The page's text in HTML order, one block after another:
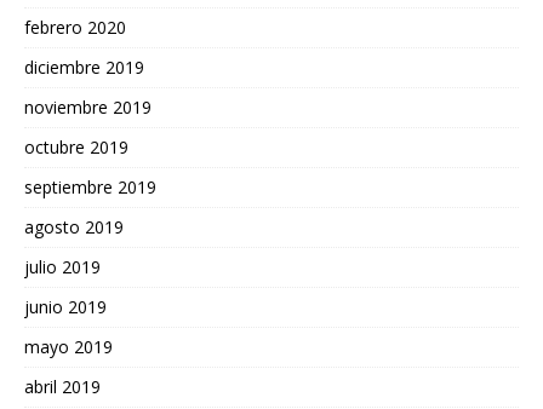
febrero 2020
diciembre 2019
noviembre 2019
octubre 2019
septiembre 2019
agosto 2019
julio 2019
junio 2019
mayo 2019
abril 2019